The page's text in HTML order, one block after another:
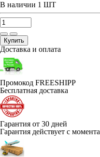
В наличии 1 ШТ
Купить
Доставка и оплата
Промокод FREESHIPP
Бесплатная доставка
Гарантия от 30 дней
Гарантия действует с